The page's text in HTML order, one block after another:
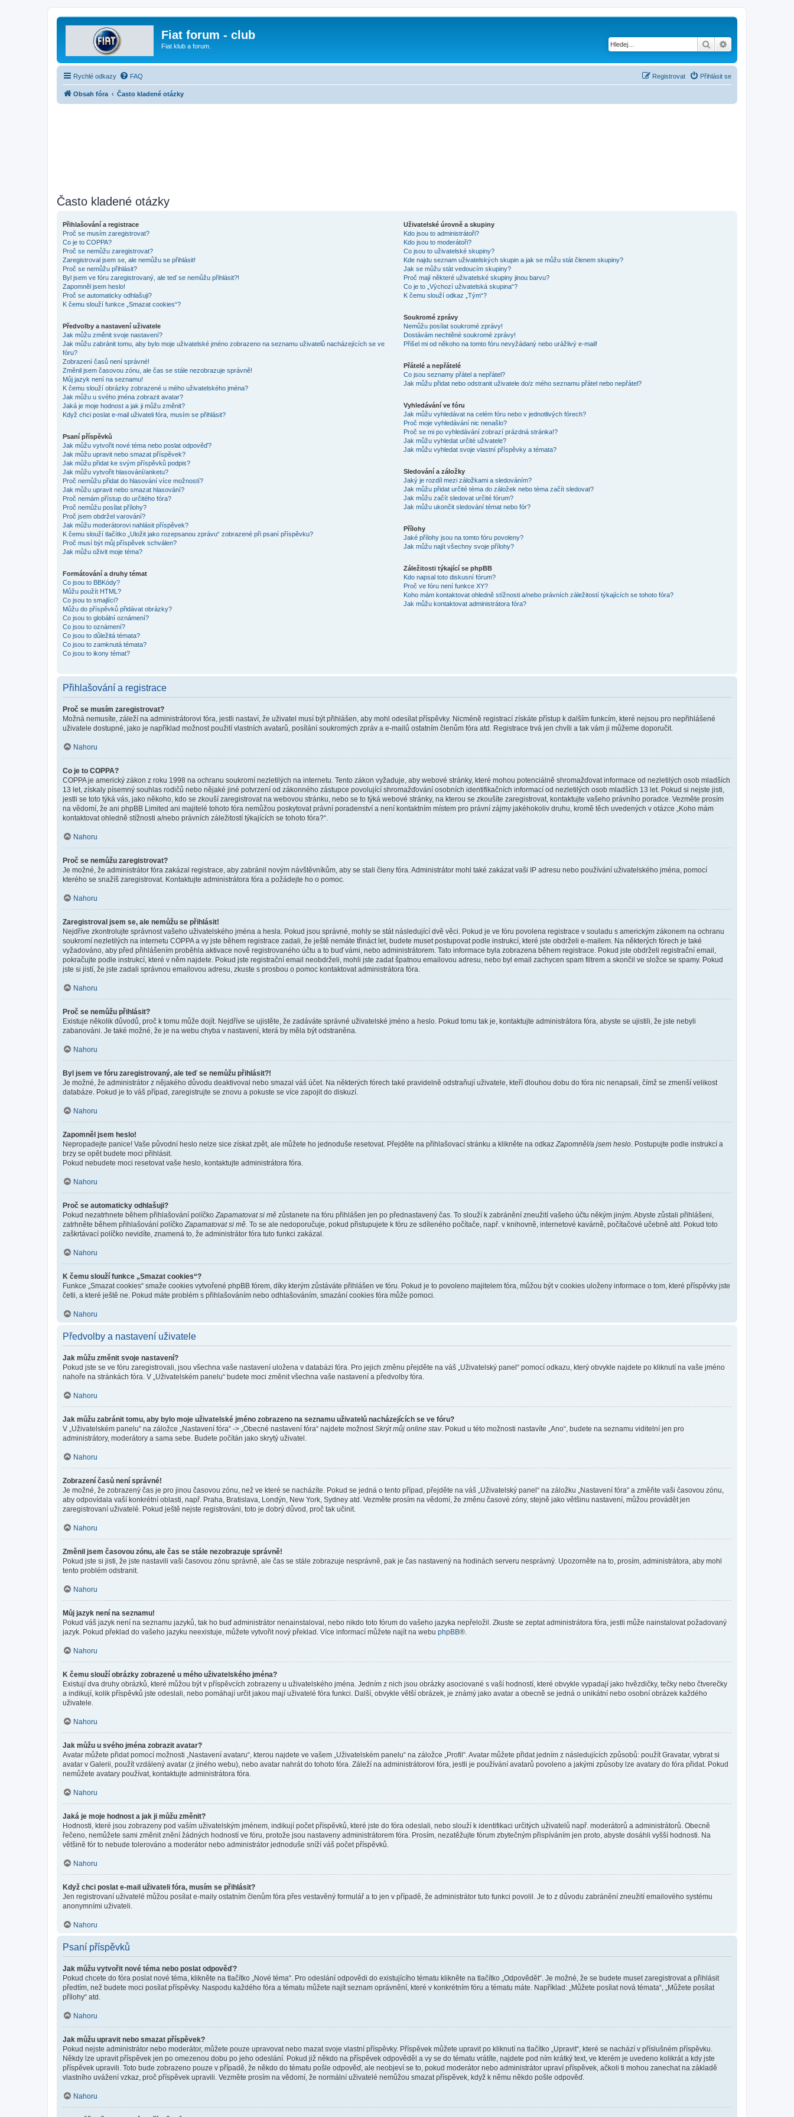
Fiat forum - club
Fiat klub a forum. Hledat
Rychlé odkazy FAQ Přihlásit se
Registrovat
Obsah fóra Často kladené otázky
Často kladené otázky
Přihlašování a registrace
Proč se musím zaregistrovat?
Co je to COPPA?
Proč se nemůžu zaregistrovat?
Zaregistroval jsem se, ale nemůžu se přihlásit!
Proč se nemůžu přihlásit?
Byl jsem ve fóru zaregistrovaný, ale teď se nemůžu přihlásit?!
Zapomněl jsem heslo!
Proč se automaticky odhlašuji?
K čemu slouží funkce „Smazat cookies“?
Předvolby a nastavení uživatele
Jak můžu změnit svoje nastavení?
Jak můžu zabránit tomu, aby bylo moje uživatelské jméno zobrazeno na seznamu uživatelů nacházejících se ve
fóru?
Zobrazení časů není správné!
Změnil jsem časovou zónu, ale čas se stále nezobrazuje správně!
Můj jazyk není na seznamu!
K čemu slouží obrázky zobrazené u mého uživatelského jména?
Jak můžu u svého jména zobrazit avatar?
Jaká je moje hodnost a jak ji můžu změnit?
Když chci poslat e-mail uživateli fóra, musím se přihlásit?
Psaní příspěvků
Jak můžu vytvořit nové téma nebo poslat odpověď?
Jak můžu upravit nebo smazat příspěvek?
Jak můžu přidat ke svým příspěvků podpis?
Jak můžu vytvořit hlasování/anketu?
Proč nemůžu přidat do hlasování více možností?
Jak můžu upravit nebo smazat hlasování?
Proč nemám přístup do určitého fóra?
Proč nemůžu posílat přílohy?
Proč jsem obdržel varování?
Jak můžu moderátorovi nahlásit příspěvek?
K čemu slouží tlačítko „Uložit jako rozepsanou zprávu“ zobrazené při psaní příspěvku?
Proč musí být můj příspěvek schválen?
Jak můžu oživit moje téma?
Formátování a druhy témat
Co jsou to BBKódy?
Můžu použít HTML?
Co jsou to smajlíci?
Můžu do příspěvků přidávat obrázky?
Co jsou to globální oznámení?
Co jsou to oznámení?
Co jsou to důležitá témata?
Co jsou to zamknutá témata?
Co jsou to ikony témat?
Uživatelské úrovně a skupiny
Kdo jsou to administrátoři?
Kdo jsou to moderátoři?
Co jsou to uživatelské skupiny?
Kde najdu seznam uživatelských skupin a jak se můžu stát členem skupiny?
Jak se můžu stát vedoucím skupiny?
Proč mají některé uživatelské skupiny jinou barvu?
Co je to „Výchozí uživatelská skupina“?
K čemu slouží odkaz „Tým“?
Soukromé zprávy
Nemůžu posílat soukromé zprávy!
Dostávám nechtěné soukromé zprávy!
Přišel mi od někoho na tomto fóru nevyžádaný nebo urážlivý e-mail!
Přátelé a nepřátelé
Co jsou seznamy přátel a nepřátel?
Jak můžu přidat nebo odstranit uživatele do/z mého seznamu přátel nebo nepřátel?
Vyhledávání ve fóru
Jak můžu vyhledávat na celém fóru nebo v jednotlivých fórech?
Proč moje vyhledávání nic nenašlo?
Proč se mi po vyhledávání zobrazí prázdná stránka!?
Jak můžu vyhledat určité uživatele?
Jak můžu vyhledat svoje vlastní příspěvky a témata?
Sledování a záložky
Jaký je rozdíl mezi záložkami a sledováním?
Jak můžu přidat určité téma do záložek nebo téma začít sledovat?
Jak můžu začít sledovat určité fórum?
Jak můžu ukončit sledování témat nebo fór?
Přílohy
Jaké přílohy jsou na tomto fóru povoleny?
Jak můžu najít všechny svoje přílohy?
Záležitosti týkající se phpBB
Kdo napsal toto diskusní fórum?
Proč ve fóru není funkce XY?
Koho mám kontaktovat ohledně stížnosti a/nebo právních záležitostí týkajících se tohoto fóra?
Jak můžu kontaktovat administrátora fóra?
Přihlašování a registrace
Proč se musím zaregistrovat?
Možná nemusíte, záleží na administrátorovi fóra, jestli nastaví, že uživatel musí být přihlášen, aby mohl odesílat příspěvky. Nicméně registrací získáte přístup k dalším funkcím, které nejsou pro nepřihlášené
uživatele dostupné, jako je například možnost použití vlastních avatarů, posílání soukromých zpráv a e-mailů ostatním členům fóra atd. Registrace trvá jen chvíli a tak vám ji můžeme doporučit.
Nahoru
Co je to COPPA?
COPPA je americký zákon z roku 1998 na ochranu soukromí nezletilých na internetu. Tento zákon vyžaduje, aby webové stránky, které mohou potenciálně shromažďovat informace od nezletilých osob mladších
13 let, získaly písemný souhlas rodičů nebo nějaké jiné potvrzení od zákonného zástupce povolující shromažďování osobních identifikačních informací od nezletilých osob mladších 13 let. Pokud si nejste jisti,
jestli se toto týká vás, jako někoho, kdo se zkouší zaregistrovat na webovou stránku, nebo se to týká webové stránky, na kterou se zkoušíte zaregistrovat, kontaktujte vašeho právního poradce. Vezměte prosím
na vědomí, že ani phpBB Limited ani majitelé tohoto fóra nemůžou poskytovat právní poradenství a není kontaktním místem pro právní zájmy jakéhokoliv druhu, kromě těch uvedených v otázce „Koho mám
kontaktovat ohledně stížnosti a/nebo právních záležitostí týkajících se tohoto fóra?“.
Nahoru
Proč se nemůžu zaregistrovat?
Je možné, že administrátor fóra zakázal registrace, aby zabránil novým návštěvníkům, aby se stali členy fóra. Administrátor mohl také zakázat vaši IP adresu nebo používání uživatelského jména, pomocí
kterého se snažíš zaregistrovat. Kontaktujte administrátora fóra a požádejte ho o pomoc.
Nahoru
Zaregistroval jsem se, ale nemůžu se přihlásit!
Nejdříve zkontrolujte správnost vašeho uživatelského jména a hesla. Pokud jsou správné, mohly se stát následující dvě věci. Pokud je ve fóru povolena registrace v souladu s americkým zákonem na ochranu
soukromí nezletilých na internetu COPPA a vy jste během registrace zadali, že ještě nemáte třináct let, budete muset postupovat podle instrukcí, které jste obdrželi e-mailem. Na některých fórech je také
vyžadováno, aby před přihlášením proběhla aktivace nově registrovaného účtu a to buď vámi, nebo administrátorem. Tato informace byla zobrazena během registrace. Pokud jste obdrželi registrační email,
pokračujte podle instrukcí, které v něm najdete. Pokud jste registrační email neobdrželi, mohli jste zadat špatnou emailovou adresu, nebo byl email zachycen spam filtrem a skončil ve složce se spamy. Pokud
jste si jistí, že jste zadali správnou emailovou adresu, zkuste s prosbou o pomoc kontaktovat administrátora fóra.
Nahoru
Proč se nemůžu přihlásit?
Existuje několik důvodů, proč k tomu může dojít. Nejdříve se ujistěte, že zadáváte správné uživatelské jméno a heslo. Pokud tomu tak je, kontaktujte administrátora fóra, abyste se ujistili, že jste nebyli
zabanováni. Je také možné, že je na webu chyba v nastavení, která by měla být odstraněna.
Nahoru
Byl jsem ve fóru zaregistrovaný, ale teď se nemůžu přihlásit?!
Je možné, že administrátor z nějakého důvodu deaktivoval nebo smazal váš účet. Na některých fórech také pravidelně odstraňují uživatele, kteří dlouhou dobu do fóra nic nenapsali, čímž se zmenší velikost
databáze. Pokud je to váš případ, zaregistrujte se znovu a pokuste se více zapojit do diskuzí.
Nahoru
Zapomněl jsem heslo!
Nepropadejte panice! Vaše původní heslo nelze sice získat zpět, ale můžete ho jednoduše resetovat. Přejděte na přihlašovací stránku a klikněte na odkaz Zapomněl/a jsem heslo . Postupujte podle instrukcí a
brzy se opět budete moci přihlásit.
Pokud nebudete moci resetovat vaše heslo, kontaktujte administrátora fóra.
Nahoru
Proč se automaticky odhlašuji?
Pokud nezatrhnete během přihlašování políčko Zapamatovat si mě zůstanete na fóru přihlášen jen po přednastavený čas. To slouží k zabránění zneužití vašeho účtu někým jiným. Abyste zůstali přihlášeni,
zatrhněte během přihlašování políčko Zapamatovat si mě . To se ale nedoporučuje, pokud přistupujete k fóru ze sdíleného počítače, např. v knihovně, internetové kavárně, počítačové učebně atd. Pokud toto
zaškrtávací políčko nevidíte, znamená to, že administrátor fóra tuto funkci zakázal.
Nahoru
K čemu slouží funkce „Smazat cookies“?
Funkce „Smazat cookies“ smaže cookies vytvořené phpBB fórem, díky kterým zůstáváte přihlášen ve fóru. Pokud je to povoleno majitelem fóra, můžou být v cookies uloženy informace o tom, které příspěvky jste
četli, a které ještě ne. Pokud máte problém s přihlašováním nebo odhlašováním, smazání cookies fóra může pomoci.
Nahoru
Předvolby a nastavení uživatele
Jak můžu změnit svoje nastavení?
Pokud jste se ve fóru zaregistrovali, jsou všechna vaše nastavení uložena v databázi fóra. Pro jejich změnu přejděte na váš „Uživatelský panel“ pomocí odkazu, který obvykle najdete po kliknutí na vaše jméno
nahoře na stránkách fóra. V „Uživatelském panelu“ budete moci změnit všechna vaše nastavení a předvolby fóra.
Nahoru
Jak můžu zabránit tomu, aby bylo moje uživatelské jméno zobrazeno na seznamu uživatelů nacházejících se ve fóru?
V „Uživatelském panelu“ na záložce „Nastavení fóra“ -> „Obecné nastavení fóra“ najdete možnost Skrýt můj online stav. Pokud u této možnosti nastavíte „Ano“, budete na seznamu viditelní jen pro
administrátory, moderátory a sama sebe. Budete počítán jako skrytý uživatel.
Nahoru
Zobrazení časů není správné!
Je možné, že zobrazený čas je pro jinou časovou zónu, než ve které se nacházíte. Pokud se jedná o tento případ, přejděte na váš „Uživatelský panel“ na záložku „Nastavení fóra“ a změňte vaši časovou zónu,
aby odpovídala vaší konkrétní oblasti, např. Praha, Bratislava, Londýn, New York, Sydney atd. Vezměte prosím na vědomí, že změnu časové zóny, stejně jako většinu nastavení, můžou provádět jen
zaregistrovaní uživatelé. Pokud ještě nejste registrováni, toto je dobrý důvod, proč tak učinit.
Nahoru
Změnil jsem časovou zónu, ale čas se stále nezobrazuje správně!
Pokud jste si jisti, že jste nastavili vaši časovou zónu správně, ale čas se stále zobrazuje nesprávně, pak je čas nastavený na hodinách serveru nesprávný. Upozorněte na to, prosím, administrátora, aby mohl
tento problém odstranit.
Nahoru
Můj jazyk není na seznamu!
Pokud váš jazyk není na seznamu jazyků, tak ho buď administrátor nenainstaloval, nebo nikdo toto fórum do vašeho jazyka nepřeložil. Zkuste se zeptat administrátora fóra, jestli může nainstalovat požadovaný
jazyk. Pokud překlad do vašeho jazyku neexistuje, můžete vytvořit nový překlad. Více informací můžete najít na webu phpBB®.
Nahoru
K čemu slouží obrázky zobrazené u mého uživatelského jména?
Existují dva druhy obrázků, které můžou být v příspěvcích zobrazeny u uživatelského jména. Jedním z nich jsou obrázky asociované s vaší hodností, které obvykle vypadají jako hvězdičky, tečky nebo čtverečky
a indikují, kolik příspěvků jste odeslali, nebo pomáhají určit jakou mají uživatelé fóra funkci. Další, obvykle větší obrázek, je známý jako avatar a obecně se jedná o unikátní nebo osobní obrázek každého
uživatele.
Nahoru
Jak můžu u svého jména zobrazit avatar?
Avatar můžete přidat pomocí možnosti „Nastavení avataru“, kterou najdete ve vašem „Uživatelském panelu“ na záložce „Profil“. Avatar můžete přidat jedním z následujících způsobů: použít Gravatar, vybrat si
avatar v Galerii, použít vzdálený avatar (z jiného webu), nebo avatar nahrát do tohoto fóra. Záleží na administrátorovi fóra, jestli je používání avatarů povoleno a jakými způsoby lze avatary do fóra přidat. Pokud
nemůžete avatary používat, kontaktujte administrátora fóra.
Nahoru
Jaká je moje hodnost a jak ji můžu změnit?
Hodnosti, které jsou zobrazeny pod vaším uživatelským jménem, indikují počet příspěvků, které jste do fóra odeslali, nebo slouží k identifikaci určitých uživatelů např. moderátorů a administrátorů. Obecně
řečeno, nemůžete sami změnit znění žádných hodností ve fóru, protože jsou nastaveny administrátorem fóra. Prosím, nezatěžujte fórum zbytečným přispíváním jen proto, abyste dosáhli vyšší hodnosti. Na
většině fór to nebude tolerováno a moderátor nebo administrátor jednoduše sníží váš počet příspěvků.
Nahoru
Když chci poslat e-mail uživateli fóra, musím se přihlásit?
Jen registrovaní uživatelé můžou posílat e-maily ostatním členům fóra přes vestavěný formulář a to jen v případě, že administrátor tuto funkci povolil. Je to z důvodu zabránění zneužití emailového systému
anonymními uživateli.
Nahoru
Psaní příspěvků
Jak můžu vytvořit nové téma nebo poslat odpověď?
Pokud chcete do fóra poslat nové téma, klikněte na tlačítko „Nové téma“. Pro odeslání odpovědi do existujícího tématu klikněte na tlačítko „Odpovědět“. Je možné, že se budete muset zaregistrovat a přihlásit
předtím, než budete moci posílat příspěvky. Naspodu každého fóra a tématu můžete najít seznam oprávnění, které v konkrétním fóru a tématu máte. Například: „Můžete posílat nová témata“, „Můžete posílat
přílohy“ atd.
Nahoru
Jak můžu upravit nebo smazat příspěvek?
Pokud nejste administrátor nebo moderátor, můžete pouze upravovat nebo mazat svoje vlastní příspěvky. Příspěvek můžete upravit po kliknutí na tlačítko „Upravit“, které se nachází v příslušném příspěvku.
Někdy lze upravit příspěvek jen po omezenou dobu po jeho odeslání. Pokud již někdo na příspěvek odpověděl a vy se do tématu vrátíte, najdete pod ním krátký text, ve kterém je uvedeno kolikrát a kdy jste
příspěvek upravili. Toto bude zobrazeno pouze v případě, že někdo do tématu pošle odpověď, ale neobjeví se to, pokud moderátor nebo administrátor upraví příspěvek, ačkoli ti mohou zanechat na základě
vlastního uvážení vzkaz, proč příspěvek upravili. Vezměte prosím na vědomí, že normální uživatelé nemůžou smazat příspěvek, když k němu někdo pošle odpověď.
Nahoru